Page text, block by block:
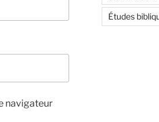
navigateur
Études